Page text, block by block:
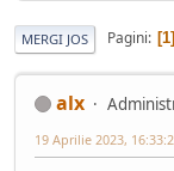
MERGI JOS Pagini 1
alx
19 Aprilie 2023,